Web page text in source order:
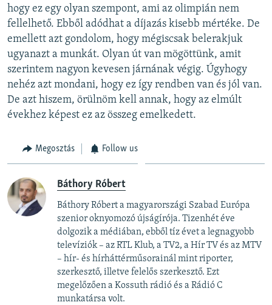
hogy ez egy olyan szempont, ami az olimpián nem
fellelhető. Ebből adódhat a díjazás kisebb mértéke. De
emellett azt gondolom, hogy mégiscsak belerakjuk
ugyanazt a munkát. Olyan út van mögöttünk, amit
szerintem nagyon kevesen járnának végig. Úgyhogy
nehéz azt mondani, hogy ez így rendben van és jól van.
De azt hiszem, örülnöm kell annak, hogy az elmúlt
évekhez képest ez az összeg emelkedett.
Megosztás Follow us
Báthory Róbert
Báthory Róbert a magyarországi Szabad Európa
szenior oknyomozó újságírója. Tizenhét éve
dolgozik a médiában, ebből tíz évet a legnagyobb
televíziók – az RTL Klub, a TV2, a Hír TV és az MTV
– hír- és hírháttérműsorainál mint riporter,
szerkesztő, illetve felelős szerkesztő. Ezt
megelőzően a Kossuth rádió és a Rádió C
munkatársa volt.